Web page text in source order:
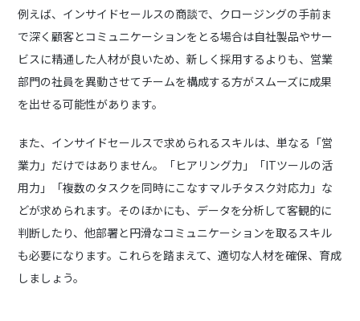
例えば、インサイドセールスの商談で、クロージングの手前ま
で深く顧客とコミュニケーションをとる場合は自社製品やサー
ビスに精通した人材が良いため、新しく採用するよりも、営業
部門の社員を異動させてチームを構成する方がスムーズに成果
を出せる可能性があります。
また、インサイドセールスで求められるスキルは、単なる「営
業力」だけではありません。「ヒアリング力」「ITツールの活
用力」「複数のタスクを同時にこなすマルチタスク対応力」な
どが求められます。そのほかにも、データを分析して客観的に
判断したり、他部署と円滑なコミュニケーションを取るスキル
も必要になります。これらを踏まえて、適切な人材を確保、育成
しましょう。